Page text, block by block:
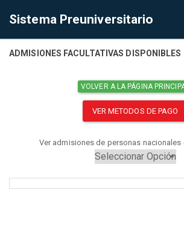
Sistema Preuniversitario
ADMISIONES FACULTATIVAS DISPONIBLES
VOLVER A LA PÁGINA
VER METODOS DE PAGO
Ver admisiones de personas nacionales